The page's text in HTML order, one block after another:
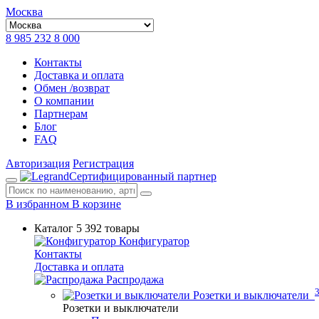
Москва
8 985 232 8 000
Контакты
Доставка и оплата
Обмен /возврат
О компании
Партнерам
Блог
FAQ
Авторизация Регистрация
Сертифицированный партнер
В избранном В корзине
Каталог 5 392 товары
Конфигуратор
Контакты
Доставка и оплата
Распродажа
Розетки и выключатели
Розетки и выключатели